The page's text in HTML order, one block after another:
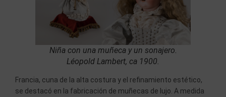
Niña con una muñeca y un sonajero.
Léopold Lambert, ca 1900.
Francia, cuna de la alta costura y el refinamiento estético,
se destacó en la fabricación de muñecas de lujo. A medida